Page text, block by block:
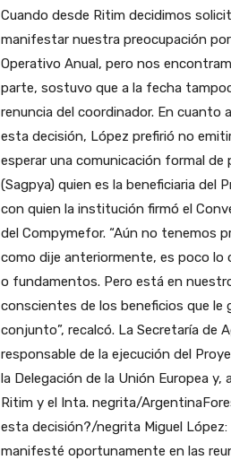
Cuando desde Ritim decidimos
manifestar nuestra preocupación
Operativo Anual, pero nos
parte, sostuvo que a la fecha
renuncia del coordinador. En cuanto
esta decisión, López prefirió no
esperar una comunicación formal de
(Sagpya) quien es la beneficiaria del
con quien la institución firmó el
del Compymefor. “Aún no tenemos
como dije anteriormente, es poco lo
o fundamentos. Pero está en
conscientes de los beneficios que le
conjunto”, recalcó. La Secretaría de
responsable de la ejecución del
la Delegación de la Unión Europea
Ritim y el Inta. negrita/
esta decisión?/negrita Miguel
manifesté oportunamente en las